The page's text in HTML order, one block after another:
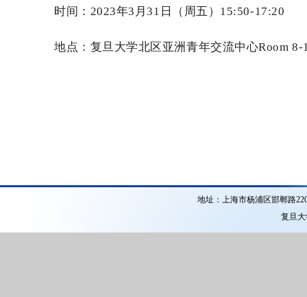
时间： 2023年3 月31 日（周五） 15:50-17:20
地点：复旦大学北区亚洲青年交流中心Room 8-
地址：上海市杨浦区邯郸路
复旦